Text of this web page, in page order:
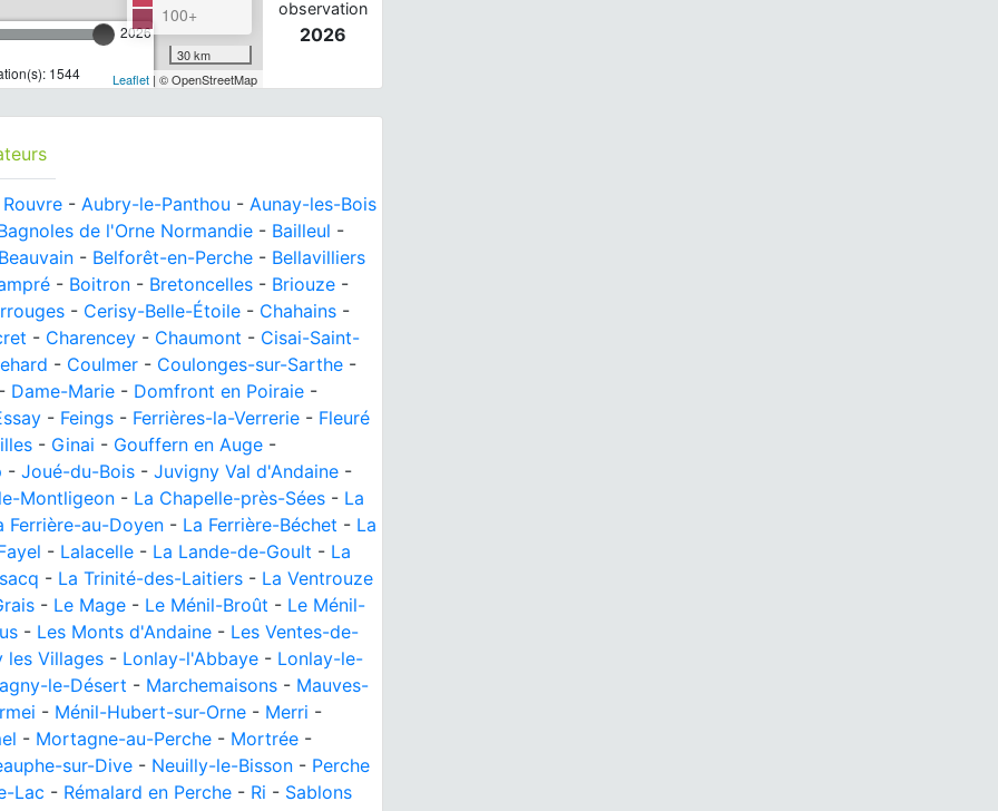
2026
1544
100+
30 km
Leaflet| © OpenStreetMap
observation
2026
- Aubry-le-Panthou - Aunay-les-Bois
de l'Orne Normandie - Bailleul -
- Belforêt-en-Perche - Bellavilliers
- Boitron - Bretoncelles - Briouze -
- Cerisy-Belle-Étoile - Chahains -
- Charencey - Chaumont - Cisai-Saint-
- Coulmer - Coulonges-sur-Sarthe -
Dame-Marie - Domfront en Poiraie -
- Feings - Ferrières-la-Verrerie - Fleuré
- Ginai - Gouffern en Auge -
- Joué-du-Bois - Juvigny Val d'Andaine -
Montligeon - La Chapelle-près-Sées - La
Ferrière-au-Doyen - La Ferrière-Béchet - La
- Lalacelle - La Lande-de-Goult - La
- La Trinité-des-Laitiers - La Ventrouze
- Le Mage - Le Ménil-Broût - Le Ménil-
- Les Monts d'Andaine - Les Ventes-de-
les Villages - Lonlay-l'Abbaye - Lonlay-le-
le-Désert - Marchemaisons - Mauves-
- Ménil-Hubert-sur-Orne - Merri -
- Mortagne-au-Perche - Mortrée -
sur-Dive - Neuilly-le-Bisson - Perche
Lac - Rémalard en Perche - Ri - Sablons